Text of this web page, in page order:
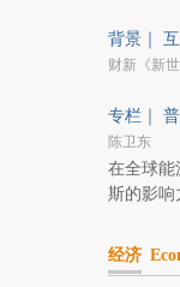
背景｜
财新《新
专栏｜
陈卫东
在全球能
斯的影响
经济